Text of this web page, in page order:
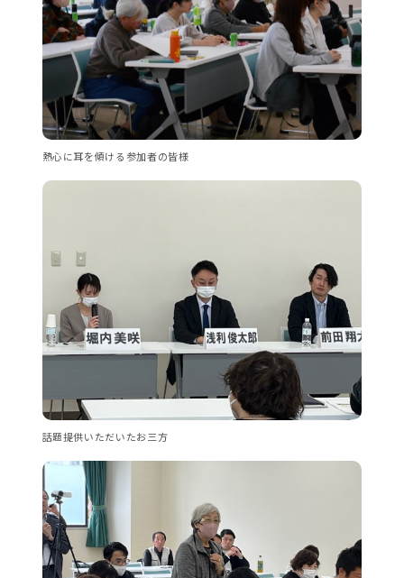
熱心に耳を傾ける参加者の皆様
話題提供いただいたお三方